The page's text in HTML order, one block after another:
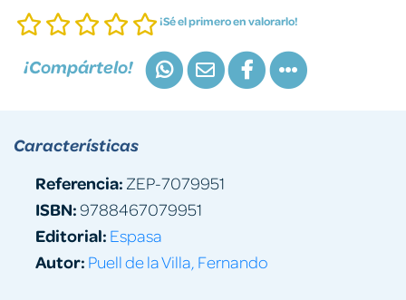
¡Sé el primero en valorarlo!
¡Compártelo!
Características
Referencia: ZEP-7079951
ISBN:9788467079951
Editorial: Espasa
Autor: Puell de la Villa, Fernando